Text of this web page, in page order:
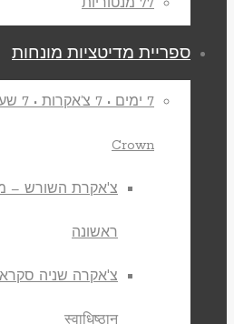
77 מנטוריות
ספריית מדיטציות מונחות
Crown
ראשונה
צ'אקרה שניה סקראל
स्वाधिष्ठान